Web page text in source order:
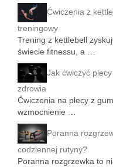
Ćwiczenia z
treningowy
Trening z kettlebell
świecie fitnessu, a …
Jak ćwiczyć
zdrowia
Ćwiczenia na plecy z
wzmocnienie …
Poranna
codziennej rutyny?
Poranna rozgrzewka to